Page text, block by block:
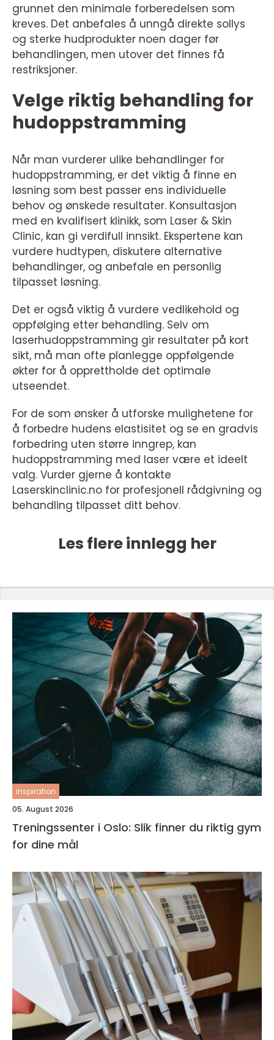
grunnet den minimale forberedelsen som
kreves. Det anbefales å unngå direkte sollys
og sterke hudprodukter noen dager før
behandlingen, men utover det finnes få
restriksjoner.
Velge riktig behandling for
hudoppstramming
Når man vurderer ulike behandlinger for
hudoppstramming, er det viktig å finne en
løsning som best passer ens individuelle
behov og ønskede resultater. Konsultasjon
med en kvalifisert klinikk, som Laser & Skin
Clinic, kan gi verdifull innsikt. Ekspertene kan
vurdere hudtypen, diskutere alternative
behandlinger, og anbefale en personlig
tilpasset løsning.
Det er også viktig å vurdere vedlikehold og
oppfølging etter behandling. Selv om
laserhudoppstramming gir resultater på kort
sikt, må man ofte planlegge oppfølgende
økter for å opprettholde det optimale
utseendet.
For de som ønsker å utforske mulighetene for
å forbedre hudens elastisitet og se en gradvis
forbedring uten større inngrep, kan
hudoppstramming med laser være et ideelt
valg. Vurder gjerne å kontakte
Laserskinclinic.no for profesjonell rådgivning og
behandling tilpasset ditt behov.
Les flere innlegg her
inspiration
05. August 2026
Treningssenter i Oslo: Slik finner du riktig gym
for dine mål